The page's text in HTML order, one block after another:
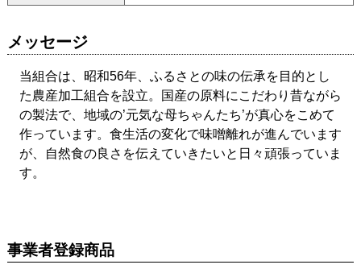
メッセージ
当組合は、昭和56年、ふるさとの味の伝承を目的とし
た農産加工組合を設立。国産の原料にこだわり昔ながら
の製法で、地域の’元気な母ちゃんたち’が真心をこめて
作っています。食生活の変化で味噌離れが進んでいます
が、自然食の良さを伝えていきたいと日々頑張っていま
す。
事業者登録商品